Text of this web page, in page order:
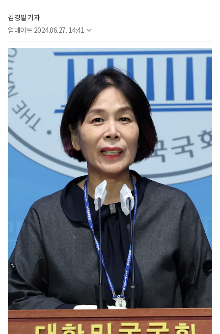
김경필 기자
업데이트 2024.06.27. 14:41